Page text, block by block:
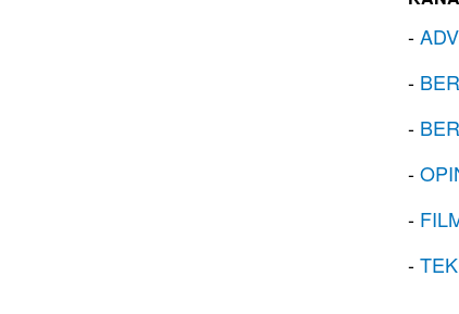
-
-
-
-
-
-